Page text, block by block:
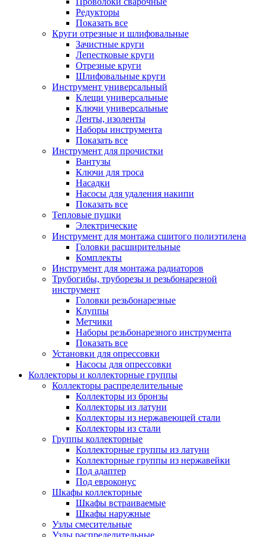
Редукторы
Показать все
Круги отрезные и шлифовальные
Зачистные круги
Лепестковые круги
Отрезные круги
Шлифовальные круги
Инструмент универсальный
Клещи универсальные
Ключи универсальные
Ленты, изоленты
Наборы инструмента
Показать все
Инструмент для прочистки
Вантузы
Ключи для троса
Насадки
Насосы для удаления накипи
Показать все
Тепловые пушки
Электрические
Инструмент для монтажа сшитого полиэтилена
Головки расширительные
Комплекты
Инструмент для монтажа радиаторов
Трубогибы, труборезы и резьбонарезной
инструмент
Головки резьбонарезные
Клуппы
Метчики
Наборы резьбонарезного инструмента
Показать все
Установки для опрессовки
Насосы для опрессовки
Коллекторы и коллекторные группы
Коллекторы распределительные
Коллекторы из бронзы
Коллекторы из латуни
Коллекторы из нержавеющей стали
Коллекторы из стали
Группы коллекторные
Коллекторные группы из латуни
Коллекторные группы из нержавейки
Под адаптер
Под евроконус
Шкафы коллекторные
Шкафы встраиваемые
Шкафы наружные
Узлы смесительные
Узлы распределительные